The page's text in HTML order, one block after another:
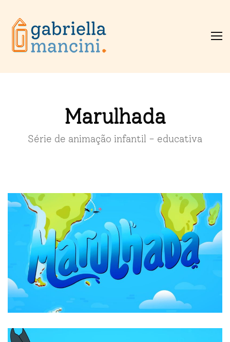
Marulhada
Série de animação infantil - educativa